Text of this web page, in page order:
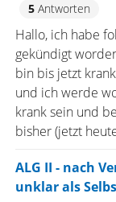
5Antworten
Hallo, ich habe
gekündigt
bin bis jetzt
und ich werde
krank sein und
bisher (jetzt
ALG II - nach
unklar als